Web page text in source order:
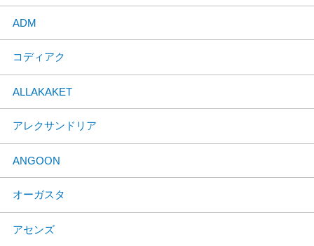
ADM
コディアク
ALLAKAKET
アレクサンドリア
ANGOON
オーガスタ
アセンズ